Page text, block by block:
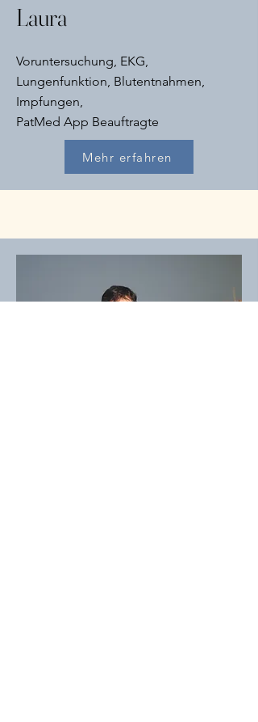
Laura
Voruntersuchung, EKG,
Lungenfunktion, Blutentnahmen,
Impfungen,
PatMed App Beauftragte
Mehr erfahren